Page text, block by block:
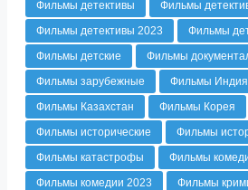
Фильмы детективы
Фильмы
Фильмы детективы 2023
Фильмы
Фильмы детские
Фильмы
Фильмы зарубежные
Фильмы Индия
Фильмы Казахстан
Фильмы Корея
Фильмы исторические
Фильмы
Фильмы катастрофы
Фильмы
Фильмы комедии 2023
Фильмы